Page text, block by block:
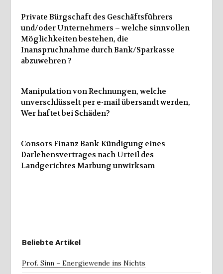
Private Bürgschaft des Geschäftsführers
und/oder Unternehmers – welche sinnvollen
Möglichkeiten bestehen, die
Inanspruchnahme durch Bank/Sparkasse
abzuwehren ?
Manipulation von Rechnungen, welche
unverschlüsselt per e-mail übersandt werden,
Wer haftet bei Schäden?
Consors Finanz Bank-Kündigung eines
Darlehensvertrages nach Urteil des
Landgerichtes Marbung unwirksam
Beliebte Artikel
Prof. Sinn – Energiewende ins Nichts